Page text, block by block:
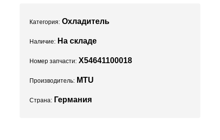
Категория: Охладитель
Наличие: На складе
Номер запчасти: X54641100018
Производитель: MTU
Страна: Германия